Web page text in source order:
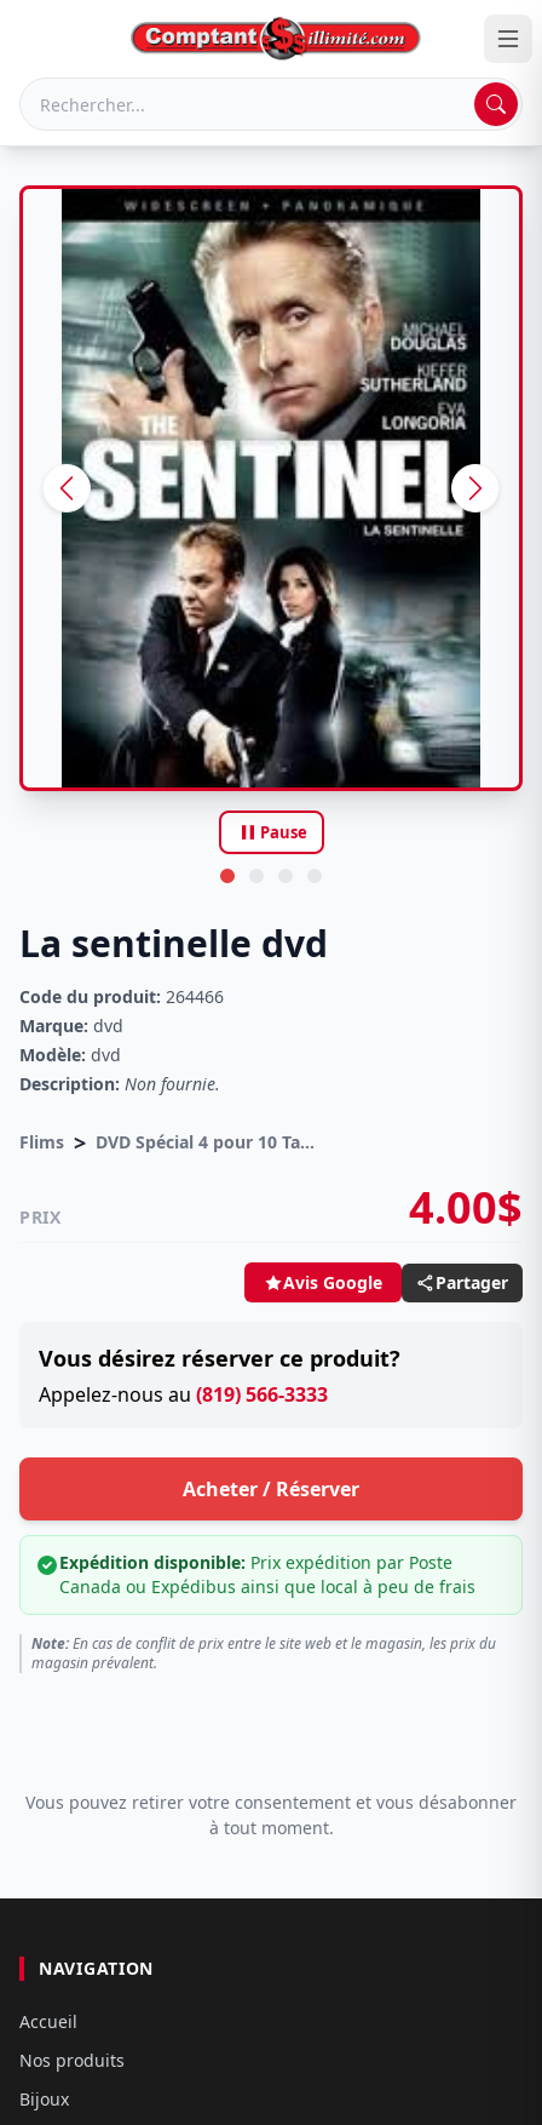
pause Pause
La sentinelle dvd
Code du produit: 264466
Marque: dvd
Modèle: dvd
Description: Non fournie.
Flims > DVD Spécial 4 pour 10 Taxes incluses sur -4.00$
PRIX 4.00$
Avis Google Partager
Vous désirez réserver ce produit?
Appelez-nous au (819) 566-3333
Acheter / Réserver
Expédition disponible: Prix expédition par Poste
Canada ou Expédibus ainsi que local à peu de frais
Note:En cas de conflit de prix entre le site web et le magasin, les prix du
magasin prévalent.
Vous pouvez retirer votre consentement et vous désabonner
à tout moment.
NAVIGATION
Accueil
Nos produits
Bijoux